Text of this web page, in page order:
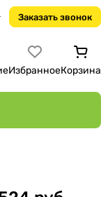
Заказать звонок
ИзбранноеКорзина